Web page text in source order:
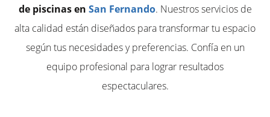
de piscinas en San Fernando. Nuestros servicios de
alta calidad están diseñados para transformar tu espacio
según tus necesidades y preferencias. Confía en un
equipo profesional para lograr resultados
espectaculares.